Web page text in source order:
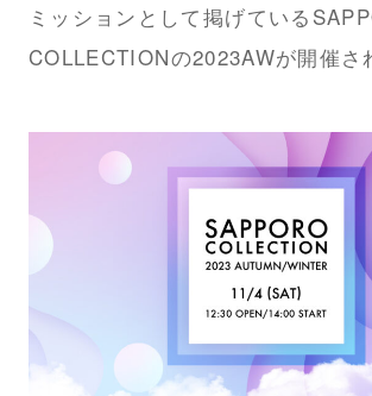
ミッションとして掲げている
COLLECTIONの2023AWが開催さ